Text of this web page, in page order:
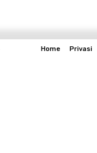
Home Privasi